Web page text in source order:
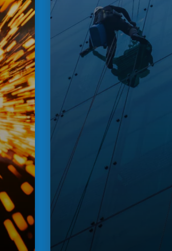
servicio o
Estado
Aprobación
definidos.
Historial de
y vigencias.
Reportes
operación,